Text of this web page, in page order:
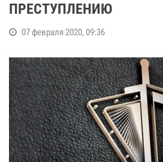
ПРЕСТУПЛЕНИЮ
07 февраля 2020, 09:36